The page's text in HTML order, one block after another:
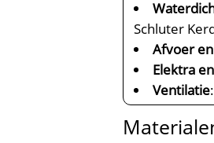
Schluter
Afvoer
Elektra
Ventilatie